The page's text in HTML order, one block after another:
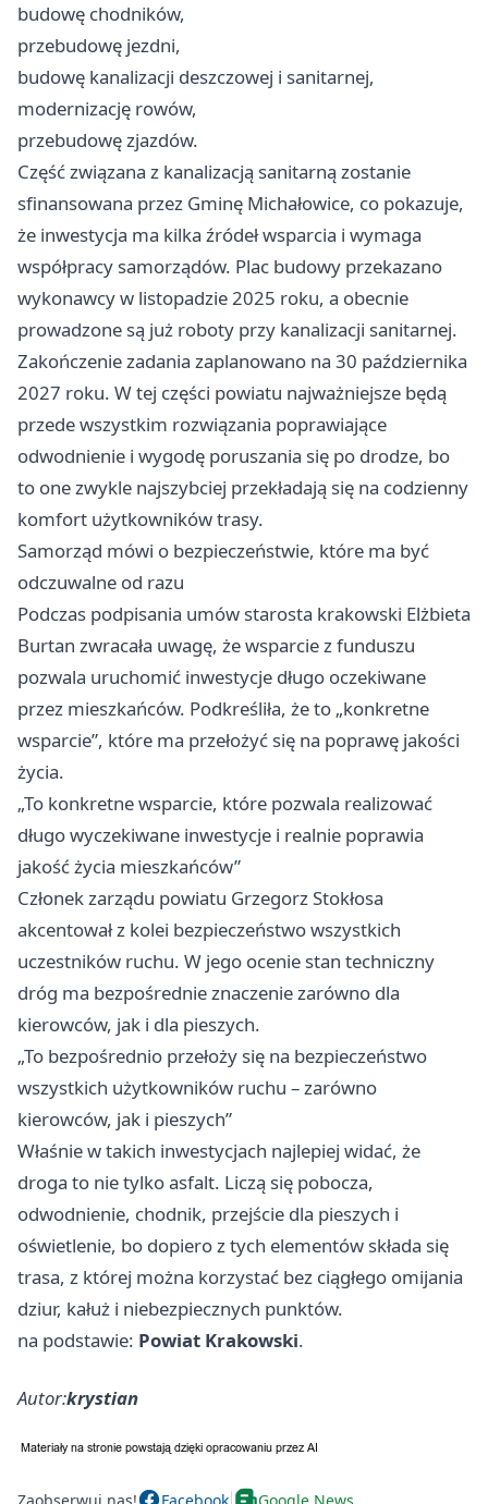
budowę chodników,
przebudowę jezdni,
budowę kanalizacji deszczowej i sanitarnej,
modernizację rowów,
przebudowę zjazdów.
Część związana z kanalizacją sanitarną zostanie
sfinansowana przez Gminę Michałowice, co pokazuje,
że inwestycja ma kilka źródeł wsparcia i wymaga
współpracy samorządów. Plac budowy przekazano
wykonawcy w listopadzie 2025 roku, a obecnie
prowadzone są już roboty przy kanalizacji sanitarnej.
Zakończenie zadania zaplanowano na 30 października
2027 roku. W tej części powiatu najważniejsze będą
przede wszystkim rozwiązania poprawiające
odwodnienie i wygodę poruszania się po drodze, bo
to one zwykle najszybciej przekładają się na codzienny
komfort użytkowników trasy.
Samorząd mówi o bezpieczeństwie, które ma być
odczuwalne od razu
Podczas podpisania umów starosta krakowski Elżbieta
Burtan zwracała uwagę, że wsparcie z funduszu
pozwala uruchomić inwestycje długo oczekiwane
przez mieszkańców. Podkreśliła, że to „konkretne
wsparcie”, które ma przełożyć się na poprawę jakości
życia.
„To konkretne wsparcie, które pozwala realizować
długo wyczekiwane inwestycje i realnie poprawia
jakość życia mieszkańców”
Członek zarządu powiatu Grzegorz Stokłosa
akcentował z kolei bezpieczeństwo wszystkich
uczestników ruchu. W jego ocenie stan techniczny
dróg ma bezpośrednie znaczenie zarówno dla
kierowców, jak i dla pieszych.
„To bezpośrednio przełoży się na bezpieczeństwo
wszystkich użytkowników ruchu – zarówno
kierowców, jak i pieszych”
Właśnie w takich inwestycjach najlepiej widać, że
droga to nie tylko asfalt. Liczą się pobocza,
odwodnienie, chodnik, przejście dla pieszych i
oświetlenie, bo dopiero z tych elementów składa się
trasa, z której można korzystać bez ciągłego omijania
dziur, kałuż i niebezpiecznych punktów.
na podstawie: Powiat Krakowski.
Autor:krystian